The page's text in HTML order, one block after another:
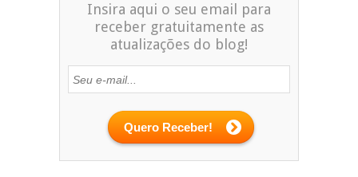
Insira aqui o seu email para
receber gratuitamente as
atualizações do blog!